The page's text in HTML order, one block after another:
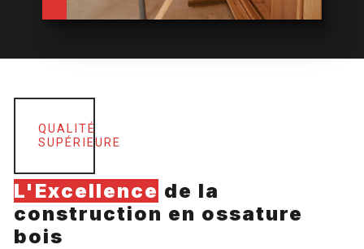
QUALITÉ
SUPÉRIEURE
L'Excellence de la
construction en ossature
bois